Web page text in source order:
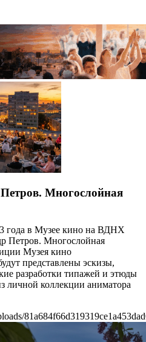
Многослойная
года в Музее кино на ВДНХ
Петров. Многослойная
Музея кино
представлены эскизы,
разработки типажей и этюды
личной коллекции аниматора